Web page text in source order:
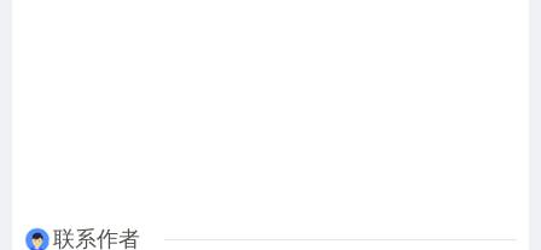
联系作者